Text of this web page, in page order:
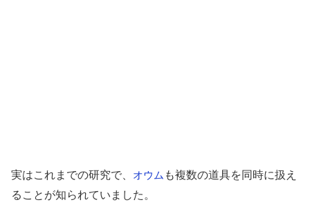
実はこれまでの研究で、 オウム も複数の道具を同時に扱え
ることが知られていました。